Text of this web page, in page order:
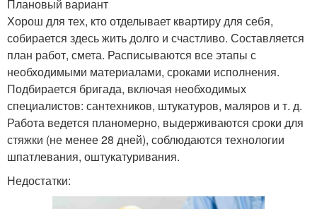
Плановый вариант
Хорош для тех, кто отделывает квартиру для себя,
собирается здесь жить долго и счастливо. Составляется
план работ, смета. Расписываются все этапы с
необходимыми материалами, сроками исполнения.
Подбирается бригада, включая необходимых
специалистов: сантехников, штукатуров, маляров и т. д.
Работа ведется планомерно, выдерживаются сроки для
стяжки (не менее 28 дней), соблюдаются технологии
шпатлевания, оштукатуривания.
Недостатки: